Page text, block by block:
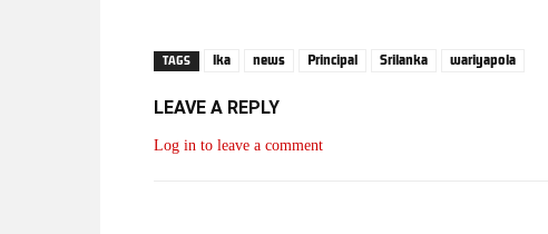
TAGS lka news Principal Srilanka wariyapola
LEAVE A REPLY
Log in to leave a comment